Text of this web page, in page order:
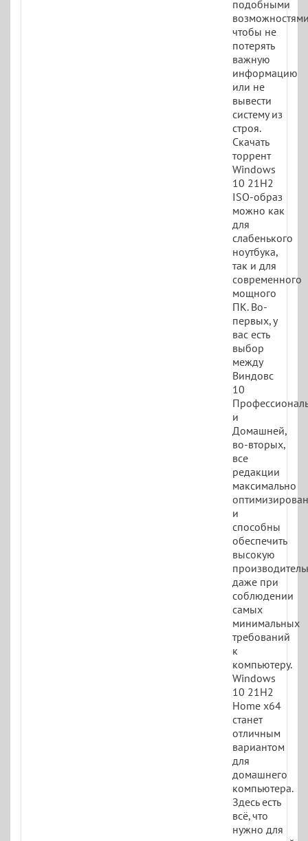
подобными
чтобы не
потерять
важную
информацию
или не
вывести
систему из
строя.
Скачать
торрент
Windows
10 21H2
ISO-образ
можно как
для
слабенького
ноутбука,
так и для
современного
мощного
ПК. Во-
первых, у
вас есть
выбор
между
Виндовс
10
и
Домашней,
во-вторых,
все
редакции
максимально
и
способны
обеспечить
высокую
даже при
соблюдении
самых
минимальных
требований
к
компьютеру.
Windows
10 21H2
Home x64
станет
отличным
вариантом
для
домашнего
компьютера.
Здесь есть
всё, что
нужно для